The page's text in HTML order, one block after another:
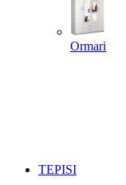
Ormari
TEPISI